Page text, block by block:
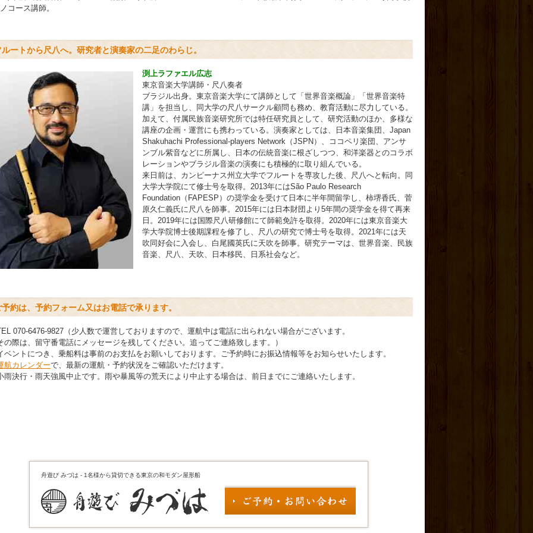
コース講師。
ルートから尺八へ。研究者と演奏家の二足のわらじ。
渕上ラファエル広志
東京音楽大学講師・尺八奏者
ブラジル出身。東京音楽大学にて講師として「世界音楽概論」「世界音楽特
講」を担当し、同大学の尺八サークル顧問も務め、教育活動に尽力している。
加えて、付属民族音楽研究所では特任研究員として、研究活動のほか、多様な
講座の企画・運営にも携わっている。演奏家としては、日本音楽集団、Japan
Shakuhachi Professional-players Network（JSPN）、ココペリ楽団、アンサ
ンブル紫音などに所属し、日本の伝統音楽に根ざしつつ、和洋楽器とのコラボ
レーションやブラジル音楽の演奏にも積極的に取り組んでいる。
来日前は、カンピーナス州立大学でフルートを専攻した後、尺八へと転向。同
大学大学院にて修士号を取得。2013年にはSão Paulo Research
Foundation（FAPESP）の奨学金を受けて日本に半年間留学し、柿堺香氏、菅
原久仁義氏に尺八を師事。2015年には日本財団より5年間の奨学金を得て再来
日。2019年には国際尺八研修館にて師範免許を取得。2020年には東京音楽大
学大学院博士後期課程を修了し、尺八の研究で博士号を取得。2021年には天
吹同好会に入会し、白尾國英氏に天吹を師事。研究テーマは、世界音楽、民族
音楽、尺八、天吹、日本移民、日系社会など。
予約は、予約フォーム又はお電話で承ります。
070-6476-9827（少人数で運営しておりますので、運航中は電話に出られない場合がございます。
の際は、留守番電話にメッセージを残してください。追ってご連絡致します。）
ベントにつき、乗船料は事前のお支払をお願いしております。ご予約時にお振込情報等をお知らせいたします。
航カレンダーで、最新の運航・予約状況をご確認いただけます。
雨決行・雨天強風中止です。雨や暴風等の荒天により中止する場合は、前日までにご連絡いたします。
舟遊び みづは - 1名様から貸切できる東京の和モダン屋形船